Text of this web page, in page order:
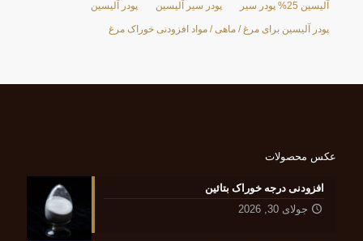
آلیسین 25% پودر سیر پودر سیر آلیسین پودر آلیسین
پودر آلیسین برای مرغ / ماهی / مواد افزودنی خوراک مرغ
عکس محصولات
افزودنی درجه خوراک بتائین
جولای 30, 2026